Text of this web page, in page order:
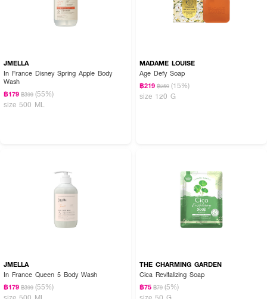
JMELLA
In France Disney Spring Apple Body
Wash
฿179 ฿399 (55%)
size 500 ML
MADAME LOUISE
Age Defy Soap
฿219 ฿259 (15%)
size 120 G
JMELLA
In France Queen 5 Body Wash
฿179 ฿399 (55%)
size 500 ML
THE CHARMING GARDEN
Cica Revitalizing Soap
฿75 ฿79 (5%)
size 50 G